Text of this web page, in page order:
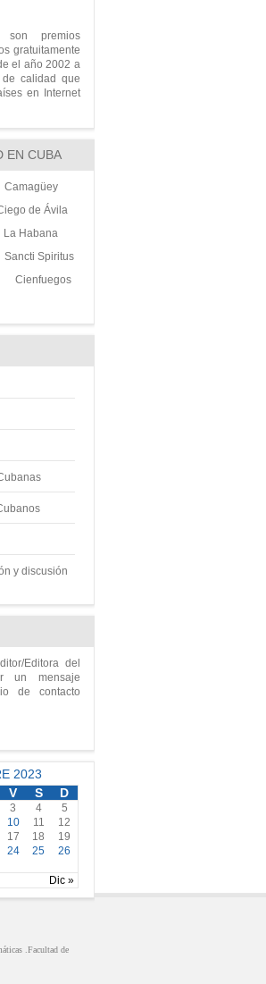
son premios
gratuitamente
el año 2002 a
calidad que
en Internet
EN CUBA
Camagüey
de Ávila
La Habana
Sancti Spiritus
Cienfuegos
y discusión
Editora del
un mensaje
de contacto
2023
V S D
Dic »
3 4
5
10 11
12
17 18
19
24 25
26
.Facultad de